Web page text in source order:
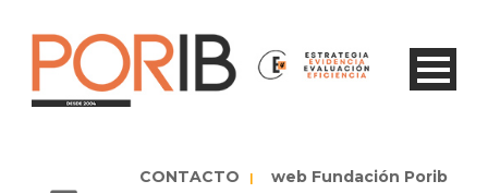
CONTACTO | web Fundación Porib